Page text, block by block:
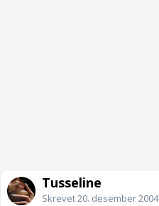
Tusseline
Skrevet20. desember 2004